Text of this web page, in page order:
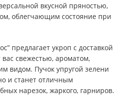
вкусной пряностью,
облегчающим состояние при
предлагает укроп с доставкой
свежестью, ароматом,
видом. Пучок упругой зелени
и станет отличным
нарезок, жаркого, гарниров.